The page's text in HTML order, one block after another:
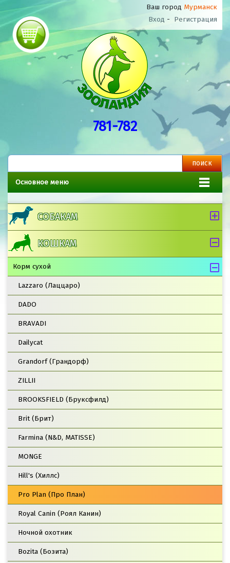
Ваш город Мурманск
Вход - Регистрация
781-782
Основное меню
СОБАКАМ
КОШКАМ
Корм сухой
Lazzaro (Лаццаро)
DADO
BRAVADI
Dailycat
Grandorf (Грандорф)
ZILLII
BROOKSFIELD (Бруксфилд)
Brit (Брит)
Farmina (N&D, MATISSE)
MONGE
Hill's (Хиллс)
Pro Plan (Про План)
Royal Canin (Роял Канин)
Ночной охотник
Bozita (Бозита)